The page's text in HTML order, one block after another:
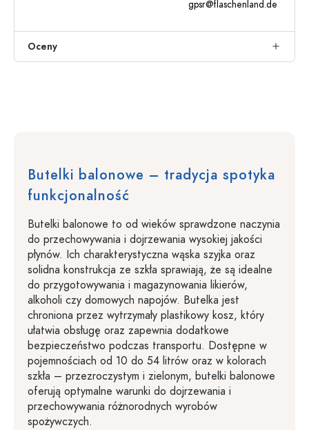
gpsr@flaschenland.de
Oceny
Butelki balonowe – tradycja spotyka
funkcjonalność
Butelki balonowe to od wieków sprawdzone naczynia
do przechowywania i dojrzewania wysokiej jakości
płynów. Ich charakterystyczna wąska szyjka oraz
solidna konstrukcja ze szkła sprawiają, że są idealne
do przygotowywania i magazynowania likierów,
alkoholi czy domowych napojów. Butelka jest
chroniona przez wytrzymały plastikowy kosz, który
ułatwia obsługę oraz zapewnia dodatkowe
bezpieczeństwo podczas transportu. Dostępne w
pojemnościach od 10 do 54 litrów oraz w kolorach
szkła – przezroczystym i zielonym, butelki balonowe
oferują optymalne warunki do dojrzewania i
przechowywania różnorodnych wyrobów
spożywczych.